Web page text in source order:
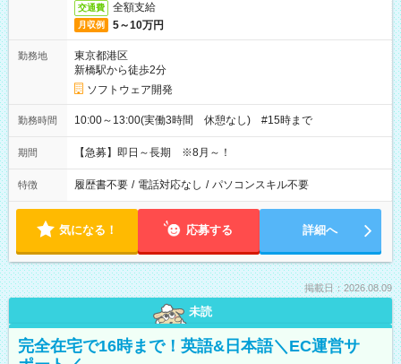
交通費 全額支給
月収例 5～10万円
勤務地
東京都港区
新橋駅から徒歩2分
ソフトウェア開発
勤務時間 10:00～13:00(実働3時間 休憩なし) #15時まで
期間 【急募】即日～長期 ※8月～！
特徴 履歴書不要 / 電話対応なし / パソコンスキル不要
気になる！ 応募する 詳細へ
掲載日：2026.08.09
未読
完全在宅で16時まで！英語&日本語＼EC運営サ